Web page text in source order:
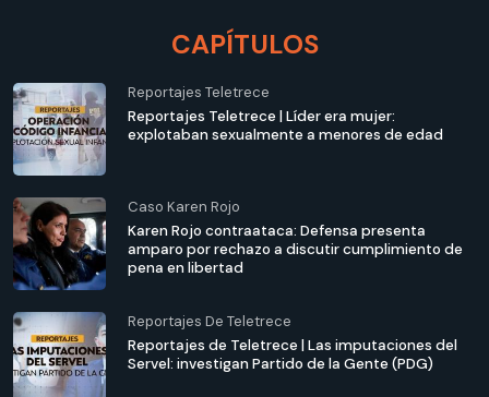
CAPÍTULOS
Reportajes Teletrece
Reportajes Teletrece | Líder era mujer:
explotaban sexualmente a menores de edad
Caso Karen Rojo
Karen Rojo contraataca: Defensa presenta
amparo por rechazo a discutir cumplimiento de
pena en libertad
Reportajes De Teletrece
Reportajes de Teletrece | Las imputaciones del
Servel: investigan Partido de la Gente (PDG)